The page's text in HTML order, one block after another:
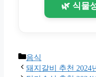
🌿 식물
Categories
음식
돼지갈비 추천 2024